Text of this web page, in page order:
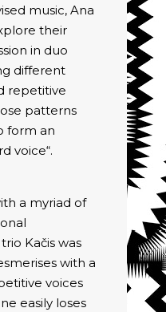
music, Ana
their
in duo
different
repetitive
patterns
form an
voice“.
a myriad of
Kačis was
with a
voices
easily loses